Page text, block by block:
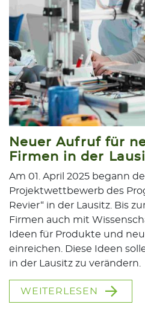
Neuer Aufruf für
Firmen in der
Am 01. April 2025 begann
Projektwettbewerb des
Revier“ in der Lausitz. Bis
Firmen auch mit
Ideen für Produkte und
einreichen. Diese Ideen
in der Lausitz zu verändern.
WEITERLESEN